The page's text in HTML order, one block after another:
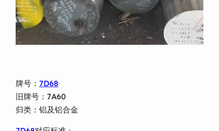
牌号： 7D68
旧牌号：7A60
归类：铝及铝合金